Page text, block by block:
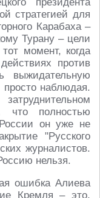
стратегией для
Карабаха –
Турану – цели
момент, когда
против
выжидательную
наблюдая.
полностью
он уже не
"Русского
журналистов.
нельзя.
ошибка Алиева
Кремля – это,